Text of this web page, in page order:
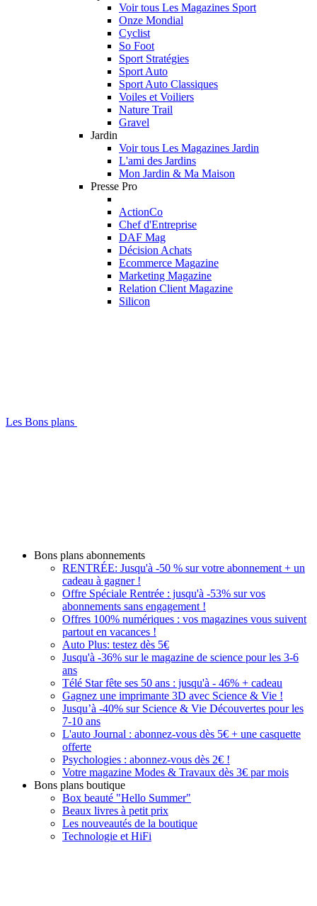
Voir tous Les Magazines Sport
Onze Mondial
Cyclist
So Foot
Sport Stratégies
Sport Auto
Sport Auto Classiques
Voiles et Voiliers
Nature Trail
Gravel
Jardin
Voir tous Les Magazines Jardin
L'ami des Jardins
Mon Jardin & Ma Maison
Presse Pro
ActionCo
Chef d'Entreprise
DAF Mag
Décision Achats
Ecommerce Magazine
Marketing Magazine
Relation Client Magazine
Silicon
Les Bons plans
Bons plans abonnements
RENTRÉE: Jusqu'à -50 % sur votre abonnement + un
cadeau à gagner !
Offre Spéciale Rentrée : jusqu'à -53% sur vos
abonnements sans engagement !
Offres 100% numériques : vos magazines vous suivent
partout en vacances !
Auto Plus: testez dès 5€
Jusqu'à -36% sur le magazine de science pour les 3-6
ans
Télé Star fête ses 50 ans : jusqu'à - 46% + cadeau
Gagnez une imprimante 3D avec Science & Vie !
Jusqu’à -40% sur Science & Vie Découvertes pour les
7-10 ans
L'auto Journal : abonnez-vous dès 5€ + une casquette
offerte
Psychologies : abonnez-vous dès 2€ !
Votre magazine Modes & Travaux dès 3€ par mois
Bons plans boutique
Box beauté "Hello Summer"
Beaux livres à petit prix
Les nouveautés de la boutique
Technologie et HiFi